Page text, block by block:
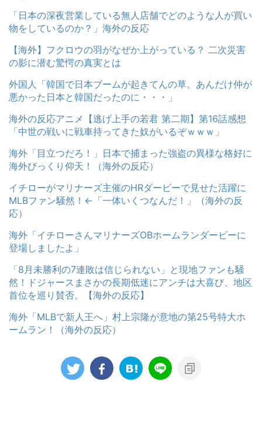
「日本の深夜営業している無人店舗でどのような人が買い
物をしているのか？」海外の反応
【海外】フクロウの羽がなぜか上がっている？ 二次災害
の影に潜む驚愕の真実とは
外国人「韓国で日本ブームが起きてんの草。あんだけ仲が
悪かった日本と韓国だったのに・・・」
海外の反応アニメ【逃げ上手の若君 第二期】第16話感想
「中世の戦いに戦車持ってきた奴がいるぞｗｗｗ」
海外「目立つだろ！」日本で捕まった強盗の異様な格好に
海外びっくり仰天！（海外の反応）
イチローがマリナーズ主催のHRダービーで見せた活躍に
MLBファン騒然！←「一体いくつなんだ！」（海外の反
応）
海外「イチローさんマリナーズOBホームランダービーに
登場しましたよ」
「8月未勝利の7連敗は信じられない」と現地ファンも騒
然！ドジャースまさかの長期低迷にアンチは大喜び、地区
首位を巡り賛否。【海外の反応】
海外「MLBで新人王へ」村上宗隆が意地の第25号特大ホ
ームラン！（海外の反応）